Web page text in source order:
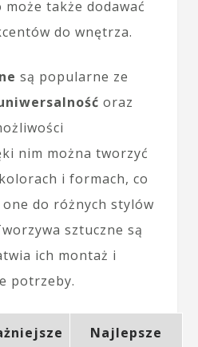
także dodawać
do wnętrza.
są popularne ze
oraz
nim można tworzyć
i formach, co
do różnych stylów
sztuczne są
ich montaż i
potrzeby.
Najlepsze